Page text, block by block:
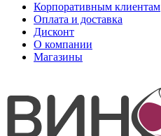
Корпоративным клиентам
Оплата и доставка
Дисконт
О компании
Магазины